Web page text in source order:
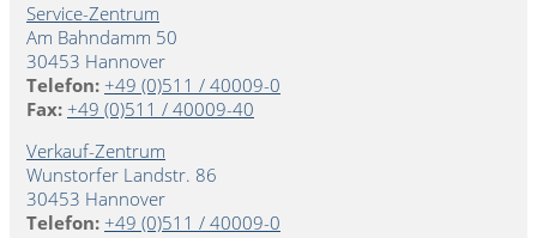
Service-Zentrum
Am Bahndamm 50
30453 Hannover
Telefon: +49 (0)511 / 40009-0
Fax: +49 (0)511 / 40009-40
Verkauf-Zentrum
Wunstorfer Landstr. 86
30453 Hannover
Telefon: +49 (0)511 / 40009-0